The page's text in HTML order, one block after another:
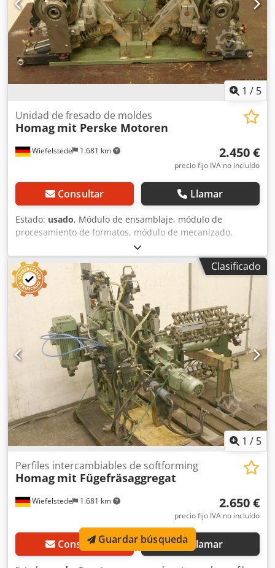
1 / 5
Wiefelstede 1.681 km
Unidad de fresado de moldes
Homag mit Perske Motoren
2.450 €
precio fijo IVA no incluído
Consultar Llamar
Estado: usado, Módulo de ensamblaje, módulo de
procesamiento de formatos, módulo de mecanizado,
módulo de fresado, módulo de fresado de formas, módulo
de fresado de ensamblaje, módulo de corte, perfilador de
doble extremo, máquina de procesamiento de cantos,
motor de ranurado, motor de mecanizado, motor de
fresado para máquina de procesamiento de cantos Codpfx
Aeb Uht Nom Tsha -Los módulos de fresado de formas
HOMAG con dos motores garantizan el redondeo de las
esquinas, incluso en el procesamiento de chapas. -Para
redondear los cantos en el borde delantero y trasero de la
pieza de trabajo, así como en la parte inferior. -2 unidades
de módulos de copia de esquinas. -2 motores Perske. -
Potencia: 0,3 kW. -Tensión: 165 V. -Frecuencia: 300 Hz. -
Velocidad: 18 000 rpm. -Dimensiones: 780/470/A340 mm. -
Peso: 52 kg.
Clasificado
1 / 5
Wiefelstede 1.681 km
Perfiles intercambiables de softforming
Homag mit Fügefräsaggregat
2.650 €
precio fijo IVA no incluído
Consultar Llamar
Guardar búsqueda